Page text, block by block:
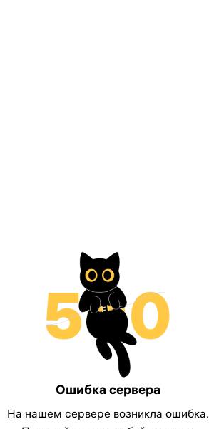
Ошибка сервера
На нашем сервере возникла ошибка.